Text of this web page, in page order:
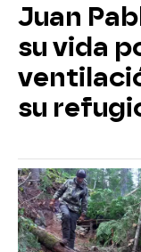
Juan
su vida
su